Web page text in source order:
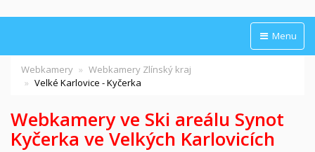
Menu
Webkamery
Webkamery Zlínský kraj
Velké Karlovice - Kyčerka
Webkamery ve Ski areálu Synot
Kyčerka ve Velkých Karlovicích